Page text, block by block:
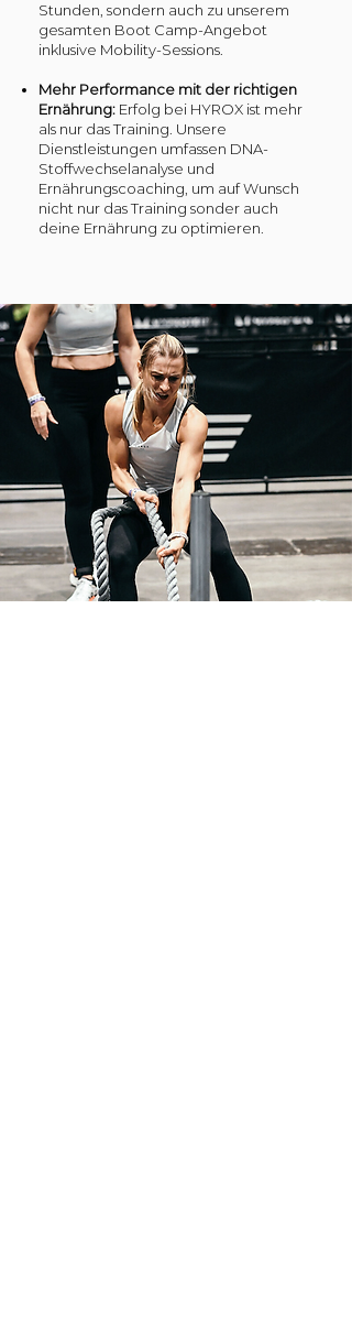
Stunden, sondern auch zu unserem
gesamten Boot Camp-Angebot
inklusive Mobility-Sessions.
Mehr Performance mit der richtigen
Ernährung: Erfolg bei HYROX ist mehr
als nur das Training. Unsere
Dienstleistungen umfassen DNA-
Stoffwechselanalyse und
Ernährungscoaching, um auf Wunsch
nicht nur das Training sonder auch
deine Ernährung zu optimieren.